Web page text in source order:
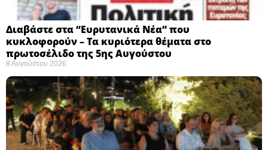
Διαβάστε στα “Ευρυτανικά Νέα” που
κυκλοφορούν – Τα κυριότερα θέματα στο
πρωτοσέλιδο της 5ης Αυγούστου
8 Αυγούστου 2026